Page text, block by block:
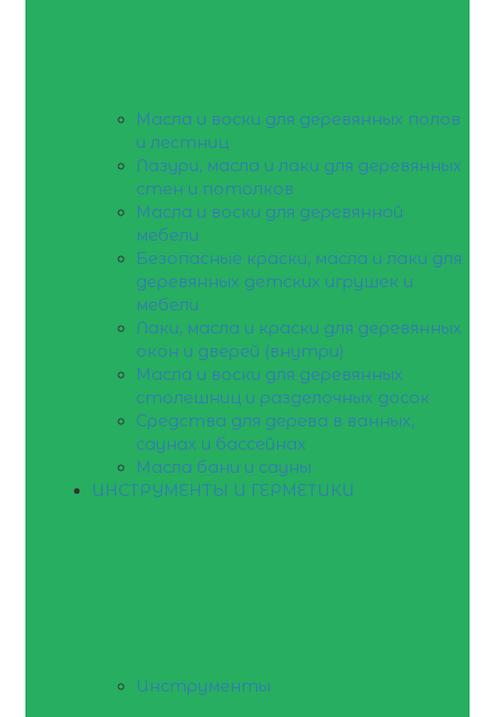
Масла и воски для деревянных полов
и лестниц
Лазури, масла и лаки для деревянных
стен и потолков
Масла и воски для деревянной
мебели
Безопасные краски, масла и лаки для
деревянных детских игрушек и
мебели
Лаки, масла и краски для деревянных
окон и дверей (внутри)
Масла и воски для деревянных
столешниц и разделочных досок
Средства для дерева в ванных,
саунах и бассейнах
Масла бани и сауны
ИНСТРУМЕНТЫ И ГЕРМЕТИКИ
Инструменты